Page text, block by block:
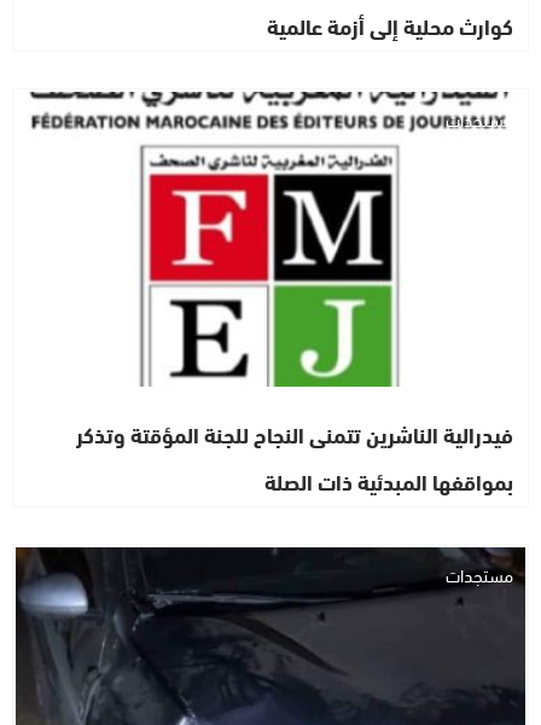
كوارث محلية إلى أزمة عالمية
مستجدات
فيدرالية الناشرين تتمنى النجاح للجنة المؤقتة وتذكر
بمواقفها المبدئية ذات الصلة
مستجدات